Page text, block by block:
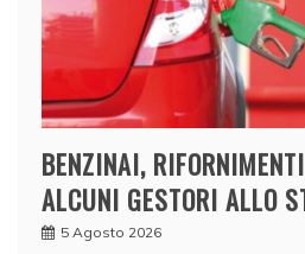
BENZINAI,
ALCUNI GESTORI ALLO
5 Agosto 2026